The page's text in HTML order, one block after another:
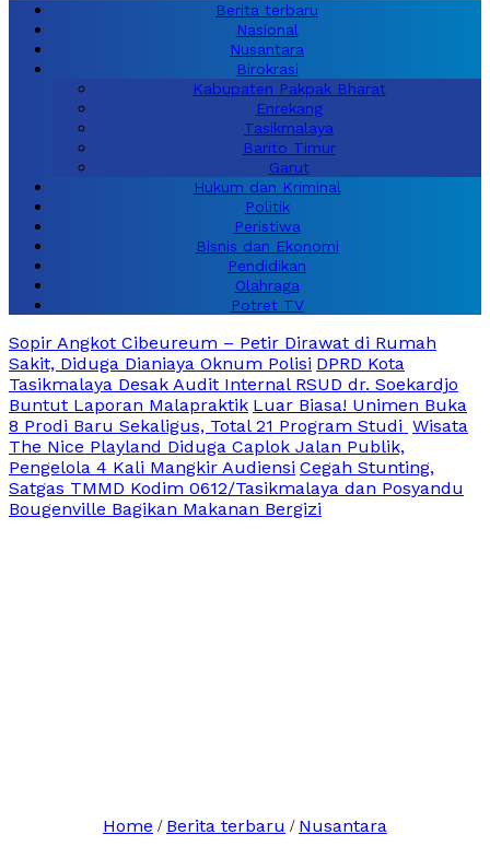
Berita terbaru
Nasional
Nusantara
Birokrasi
Kabupaten Pakpak Bharat
Enrekang
Tasikmalaya
Barito Timur
Garut
Hukum dan Kriminal
Politik
Peristiwa
Bisnis dan Ekonomi
Pendidikan
Olahraga
Potret TV
Sopir Angkot Cibeureum – Petir Dirawat di Rumah
Sakit, Diduga Dianiaya Oknum Polisi DPRD Kota
Tasikmalaya Desak Audit Internal RSUD dr. Soekardjo
Buntut Laporan Malapraktik Luar Biasa! Unimen Buka
8 Prodi Baru Sekaligus, Total 21 Program Studi Wisata
The Nice Playland Diduga Caplok Jalan Publik,
Pengelola 4 Kali Mangkir Audiensi Cegah Stunting,
Satgas TMMD Kodim 0612/Tasikmalaya dan Posyandu
Bougenville Bagikan Makanan Bergizi
Home / Berita terbaru / Nusantara